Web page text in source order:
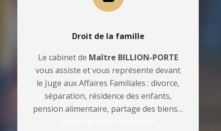
Droit de la famille
Le cabinet de Maître BILLION-PORTE
vous assiste et vous représente devant
le Juge aux Affaires Familiales : divorce,
séparation, résidence des enfants,
pension alimentaire, partage des biens…